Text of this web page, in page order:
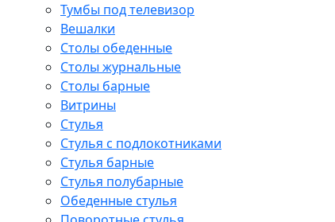
Тумбы под телевизор
Вешалки
Столы обеденные
Столы журнальные
Столы барные
Витрины
Стулья
Стулья с подлокотниками
Стулья барные
Стулья полубарные
Обеденные стулья